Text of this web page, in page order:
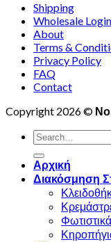
Shipping
Wholesale Login
About
Terms &
Privacy Policy
FAQ
Contact
Copyright 2026 ©
Search
for:
Αρχική
Διακόσμηση
Φωτιστικά